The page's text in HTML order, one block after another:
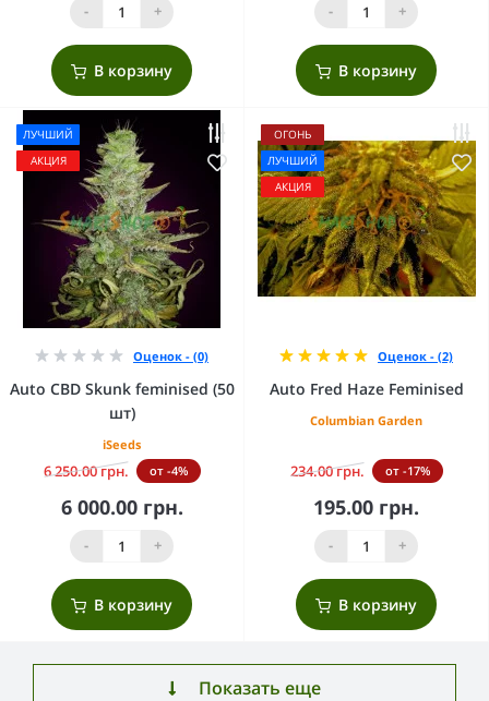
- +
В корзину
- +
В корзину
ЛУЧШИЙ
АКЦИЯ
Оценок - (0)
Auto CBD Skunk feminised (50
шт)
iSeeds
6 250.00 грн. от -4%
6 000.00 грн.
- +
В корзину
ОГОНЬ
ЛУЧШИЙ
АКЦИЯ
Оценок - (2)
Auto Fred Haze Feminised
Columbian Garden
234.00 грн. от -17%
195.00 грн.
- +
В корзину
Показать еще